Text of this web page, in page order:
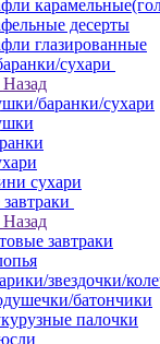
десерты
глазированные
сухари
Назад
баранки/сухари
сухари
Назад
завтраки
звездочки/
батончики
палочки